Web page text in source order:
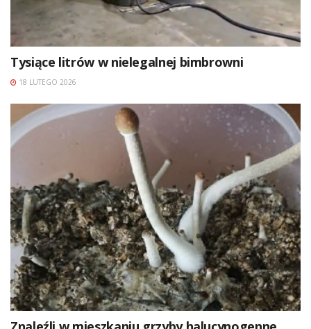
Tysiące litrów w nielegalnej bimbrowni
18 LUTEGO 2026